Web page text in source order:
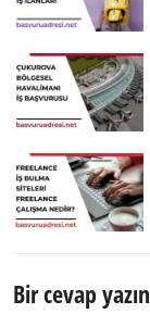
Bir cevap yazın